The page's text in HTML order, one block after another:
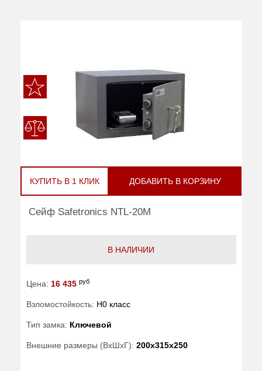
КУПИТЬ В 1 КЛИК ДОБАВИТЬ В КОРЗИНУ
Сейф Safetronics NTL-20M
В НАЛИЧИИ
Цена: 16 435 руб
Взломостойкость: H0 класс
Тип замка: Ключевой
Внешние размеры (ВхШхГ): 200x315x250